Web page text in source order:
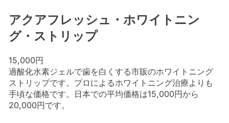
アクアフレッシュ・ホワイトニン
グ・ストリップ
15,000円
過酸化水素ジェルで歯を白くする市販のホワイトニング
ストリップです。プロによるホワイトニング治療よりも
手頃な価格です。日本での平均価格は15,000円から
20,000円です。